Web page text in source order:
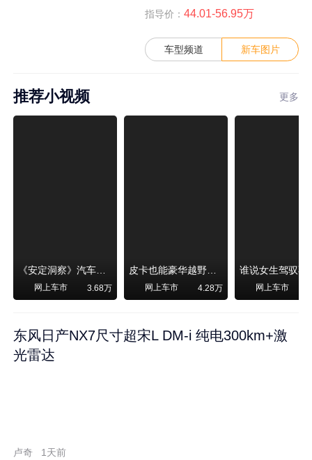
指导价： 44.01-56.95万
车型频道 新车图片
推荐小视频 更多
《安定洞察》汽车烧不烧油，和石油安全无关！
网上车市 3.68万
皮卡也能豪华越野！纵横F700上市，限时卖29.99万起
网上车市 4.28万 网上车市
东风日产NX7尺寸超宋L DM-i 纯电300km+激
光雷达
卢奇 1天前